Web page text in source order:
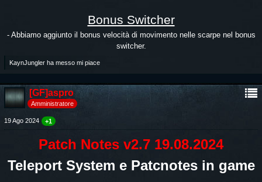
Bonus Switcher
- Abbiamo aggiunto il bonus velocità di movimento nelle scarpe nel bonus
switcher.
KaynJungler ha messo mi piace
[GF]aspro
Amministratore
19 Ago 2024 +1
Patch Notes v2.7 19.08.2024
Teleport System e Patcnotes in game